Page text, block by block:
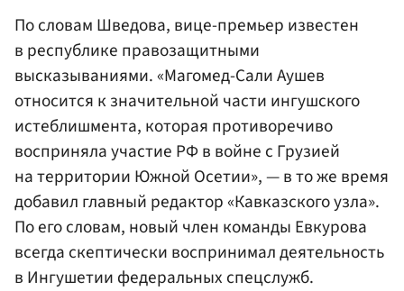
По словам Шведова, вице-премьер известен
в республике правозащитными
высказываниями. «Магомед-Сали Аушев
относится к значительной части ингушского
истеблишмента, которая противоречиво
восприняла участие РФ в войне с Грузией
на территории Южной Осетии», — в то же время
добавил главный редактор «Кавказского узла».
По его словам, новый член команды Евкурова
всегда скептически воспринимал деятельность
в Ингушетии федеральных спецслужб.